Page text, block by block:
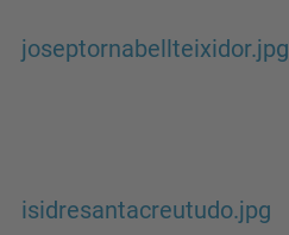
joseptornabellteixidor.jpg
isidresantacreutudo.jpg